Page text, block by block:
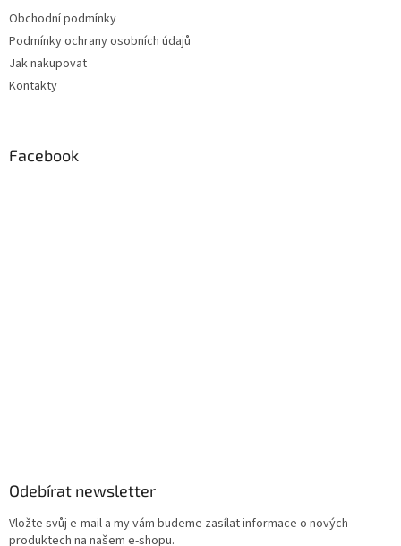
Obchodní podmínky
Podmínky ochrany osobních údajů
Jak nakupovat
Kontakty
Facebook
Odebírat newsletter
Vložte svůj e-mail a my vám budeme zasílat informace o nových
produktech na našem e-shopu.